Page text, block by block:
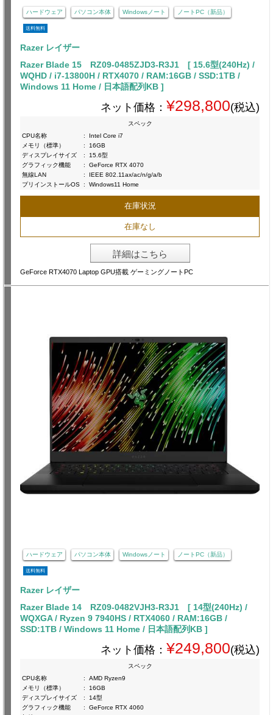
ハードウェア パソコン本体 Windowsノート ノートPC（新品）
送料無料
Razer レイザー
Razer Blade 15 RZ09-0485ZJD3-R3J1 [ 15.6型(240Hz) /
WQHD / i7-13800H / RTX4070 / RAM:16GB / SSD:1TB /
Windows 11 Home / 日本語配列KB ]
ネット価格： ¥298,800(税込)
スペック
CPU名称
:
Intel Core i7
メモリ（標準）
:
16GB
ディスプレイサイズ
:
15.6型
グラフィック機能
:
GeForce RTX 4070
無線LAN
:
IEEE 802.11ax/ac/n/g/a/b
プリインストールOS : Windows11 Home
在庫状況
在庫なし
詳細はこちら
GeForce RTX4070 Laptop GPU搭載 ゲーミングノートPC
ハードウェア パソコン本体 Windowsノート ノートPC（新品）
送料無料
Razer レイザー
Razer Blade 14 RZ09-0482VJH3-R3J1 [ 14型(240Hz) /
WQXGA / Ryzen 9 7940HS / RTX4060 / RAM:16GB /
SSD:1TB / Windows 11 Home / 日本語配列KB ]
ネット価格： ¥249,800(税込)
スペック
CPU名称
:
AMD Ryzen9
メモリ（標準）
:
16GB
ディスプレイサイズ
:
14型
グラフィック機能
:
GeForce RTX 4060